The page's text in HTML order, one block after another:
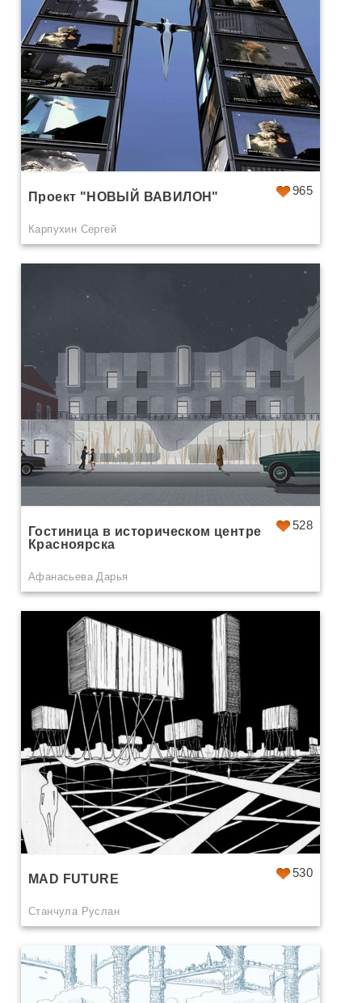
965
Проект "НОВЫЙ ВАВИЛОН"
Карпухин Сергей
528
Гостиница в историческом центре
Красноярска
Афанасьева Дарья
530
MAD FUTURE
Станчула Руслан